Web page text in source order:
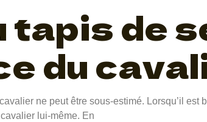
tapis de
du
ne peut être sous-estimé. Lorsqu’il
lui-même. En